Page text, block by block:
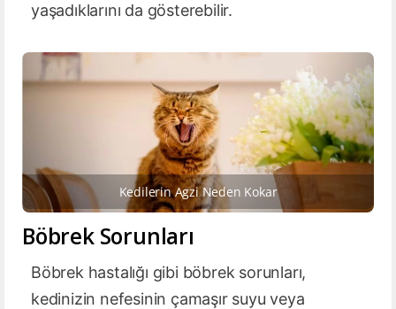
yaşadıklarını da gösterebilir.
Kedilerin Agzi Neden Kokar
Böbrek Sorunları
Böbrek hastalığı gibi böbrek sorunları,
kedinizin nefesinin çamaşır suyu veya